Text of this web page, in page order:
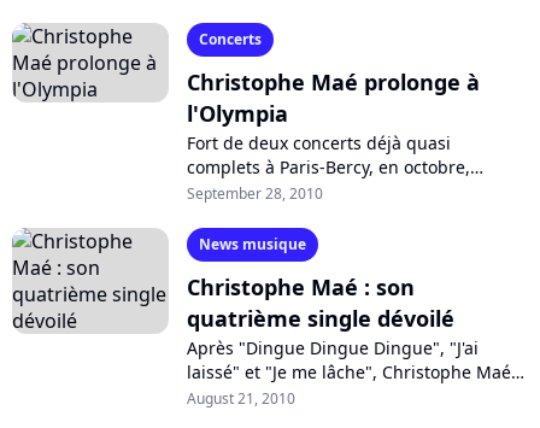
Concerts
Christophe Maé prolonge à
l'Olympia
Fort de deux concerts déjà quasi
complets à Paris-Bercy, en octobre,
Christophe Maé prolongera donc sur la
prochains,...
September 28, 2010
News musique
Christophe Maé : son
quatrième single dévoilé
Après "Dingue Dingue Dingue", "J'ai
laissé" et "Je me lâche", Christophe Maé
dévoile le quatrième single de son album
August 21, 2010